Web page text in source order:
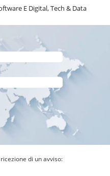
E Digital, Tech & Data
di un avviso: